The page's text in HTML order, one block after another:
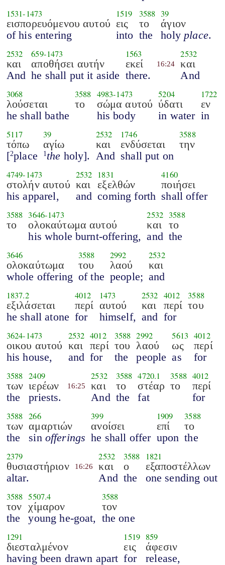
1531-1473
εισπορευόμενου αυτού
of his entering
1519
εις
into
3588
το
the
39
άγιον
holy place.
2532
και
And
659-1473
αποθήσει αυτήν
he shall put it aside
1563
εκεί
there.
16:24
2532
και
And
3068
λούσεται
he shall bathe
3588
το
4983-1473
σώμα αυτού
his body
5204
ύδατι
in water
1722
εν
in
5117
τόπω
[2place
39
αγίω
1 the holy].
2532
και
And
1746
ενδύσεται
shall put on
3588
την
4749-1473
στολήν αυτού
his apparel,
2532
και
and
1831
εξελθών
coming forth
4160
ποιήσει
shall offer
3588
το
3646-1473
ολοκαύτωμα αυτού
his whole burnt-offering,
2532
και
and
3588
το
the
3646
ολοκαύτωμα
whole offering
3588
του
of the
2992
λαού
people;
2532
και
and
1837.2
εξιλάσεται
he shall atone
4012
περί
for
1473
αυτού
himself,
2532
και
and
4012
περί
for
3588
του
3624-1473
οικου αυτού
his house,
2532
και
and
4012
περί
for
3588
του
the
2992
λαού
people
5613
ως
as
4012
περί
for
3588
των
the
2409
ιερέων
priests.
16:25
2532
και
And
3588
το
the
4720.1
στέαρ
fat
3588
το
4012
περί
for
3588
των
the
266
αμαρτιών
sin offerings
399
ανοίσει
he shall offer
1909
επί
upon
3588
το
the
2379
θυσιαστήριον
altar.
16:26
2532
και
And
3588
ο
the
1821
εξαποστέλλων
one sending out
3588
τον
the
5507.4
χίμαρον
young he-goat,
3588
τον
the one
1291
διεσταλμένον
having been drawn apart
1519
εις
for
859
άφεσιν
release,